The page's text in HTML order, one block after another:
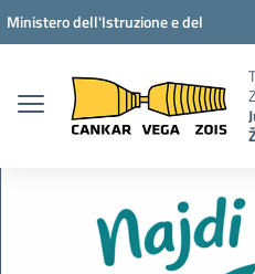
Vai ai contenuti
Vai al menu di navigazione
Vai al footer
Ministero dell'Istruzione e del